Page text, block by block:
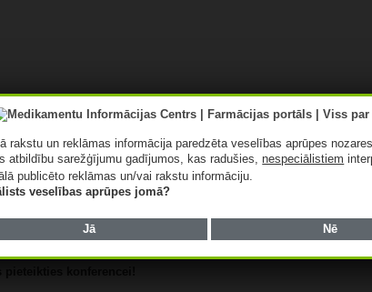
EUR.
konferencei!
rakstu un reklāmas informācija paredzēta veselības aprūpes
atbildību sarežģījumu gadījumos, kas radušies,nespeciālistiem
publicēto reklāmas un/vai rakstu informāciju.
veselības aprūpes jomā?
Jā Nē